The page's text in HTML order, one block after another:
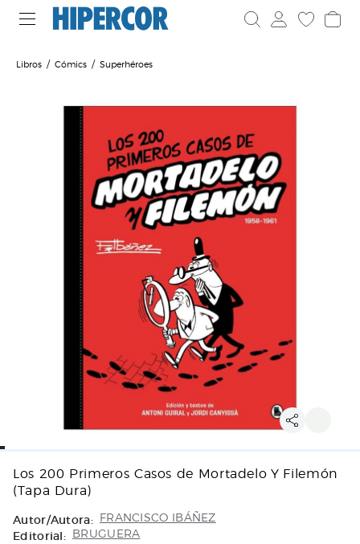
Libros Cómics Superhéroes
Los 200 Primeros Casos de Mortadelo Y Filemón
(Tapa Dura)
Autor/Autora: FRANCISCO IBÁÑEZ
Editorial: BRUGUERA